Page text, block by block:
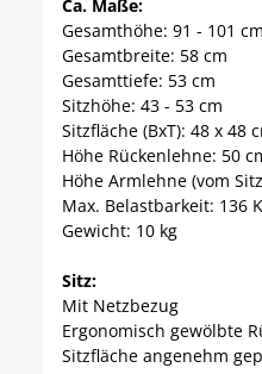
Ca. Maße:
Gesamthöhe: 91 - 101 cm
Gesamtbreite: 58 cm
Gesamttiefe: 53 cm
Sitzhöhe: 43 - 53 cm
Sitzfläche (BxT): 48 x 48
Höhe Rückenlehne: 50
Höhe Armlehne (vom
Max. Belastbarkeit: 136
Gewicht: 10 kg
Sitz:
Mit Netzbezug
Ergonomisch gewölbte
Sitzfläche angenehm